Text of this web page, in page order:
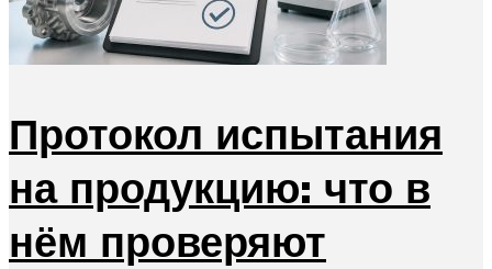
Протокол испытания
на продукцию: что в
нём проверяют